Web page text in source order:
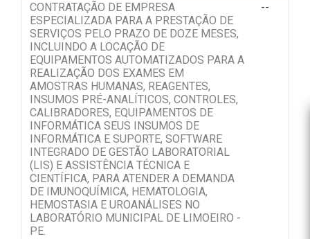
CONTRATAÇÃO DE EMPRESA
ESPECIALIZADA PARA A PRESTAÇÃO DE
SERVIÇOS PELO PRAZO DE DOZE MESES,
INCLUINDO A LOCAÇÃO DE
EQUIPAMENTOS AUTOMATIZADOS PARA A
REALIZAÇÃO DOS EXAMES EM
AMOSTRAS HUMANAS, REAGENTES,
INSUMOS PRÉ-ANALÍTICOS, CONTROLES,
CALIBRADORES, EQUIPAMENTOS DE
INFORMÁTICA SEUS INSUMOS DE
INFORMÁTICA E SUPORTE, SOFTWARE
INTEGRADO DE GESTÃO LABORATORIAL
(LIS) E ASSISTÊNCIA TÉCNICA E
CIENTÍFICA, PARA ATENDER A DEMANDA
DE IMUNOQUÍMICA, HEMATOLOGIA,
HEMOSTASIA E UROANÁLISES NO
LABORATÓRIO MUNICIPAL DE LIMOEIRO -
PE.
--